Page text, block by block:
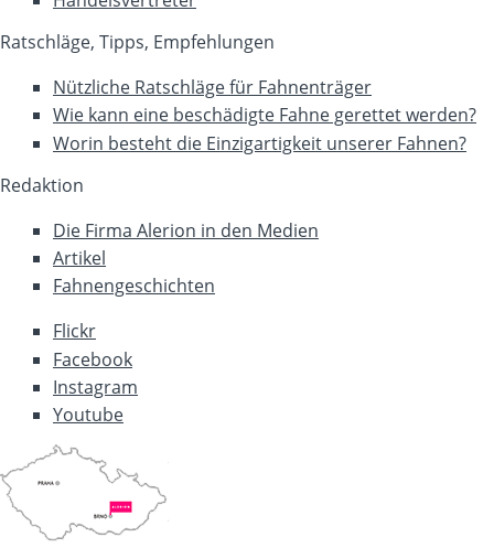
Ratschläge, Tipps, Empfehlungen
Nützliche Ratschläge für Fahnenträger
Wie kann eine beschädigte Fahne gerettet werden?
Worin besteht die Einzigartigkeit unserer Fahnen?
Redaktion
Die Firma Alerion in den Medien
Artikel
Fahnengeschichten
Flickr
Facebook
Instagram
Youtube